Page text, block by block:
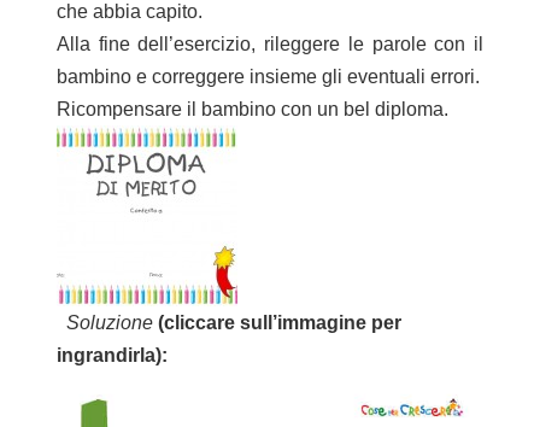
che abbia capito.
Alla fine dell’esercizio, rileggere le parole con il
bambino e correggere insieme gli eventuali errori.
Ricompensare il bambino con un bel diploma.
Soluzione (cliccare sull’immagine per
ingrandirla):